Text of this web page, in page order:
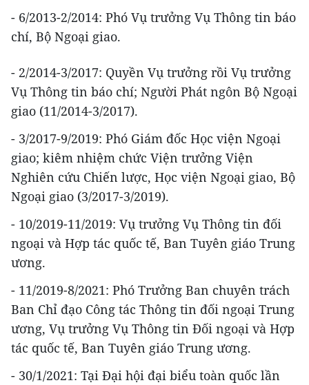
- 6/2013-2/2014: Phó Vụ trưởng Vụ Thông tin báo
chí, Bộ Ngoại giao.
- 2/2014-3/2017: Quyền Vụ trưởng rồi Vụ trưởng
Vụ Thông tin báo chí; Người Phát ngôn Bộ Ngoại
giao (11/2014-3/2017).
- 3/2017-9/2019: Phó Giám đốc Học viện Ngoại
giao; kiêm nhiệm chức Viện trưởng Viện
Nghiên cứu Chiến lược, Học viện Ngoại giao, Bộ
Ngoại giao (3/2017-3/2019).
- 10/2019-11/2019: Vụ trưởng Vụ Thông tin đối
ngoại và Hợp tác quốc tế, Ban Tuyên giáo Trung
ương.
- 11/2019-8/2021: Phó Trưởng Ban chuyên trách
Ban Chỉ đạo Công tác Thông tin đối ngoại Trung
ương, Vụ trưởng Vụ Thông tin Đối ngoại và Hợp
tác quốc tế, Ban Tuyên giáo Trung ương.
- 30/1/2021: Tại Đại hội đại biểu toàn quốc lần